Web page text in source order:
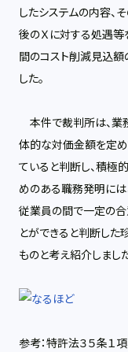
したシステムの内容、
後のＸに対する処遇等
間のコスト削減見込額
した。
本件で裁判所は、業
体的な対価金額を定
ていると判断し、積極
めのある職務発明に
従業員の間で一定の
とができると判断した
ものと考え紹介しました
参考：特許法３５条１項